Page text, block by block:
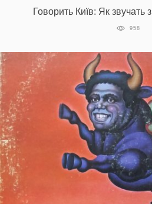
Говорить Київ: Як звучать
958